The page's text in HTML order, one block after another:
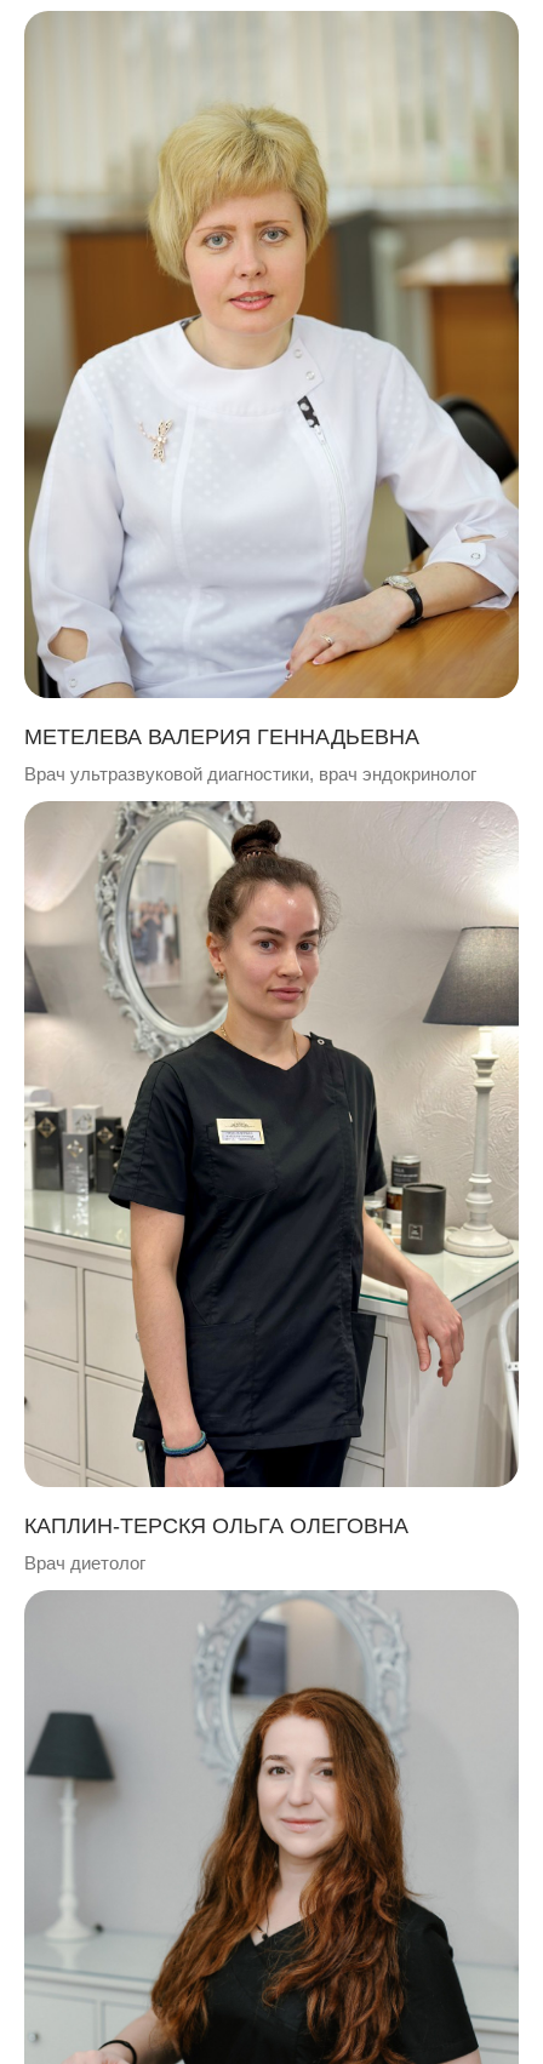
МЕТЕЛЕВА ВАЛЕРИЯ ГЕННАДЬЕВНА
Врач ультразвуковой диагностики, врач эндокринолог
КАПЛИН-ТЕРСКЯ ОЛЬГА ОЛЕГОВНА
Врач диетолог